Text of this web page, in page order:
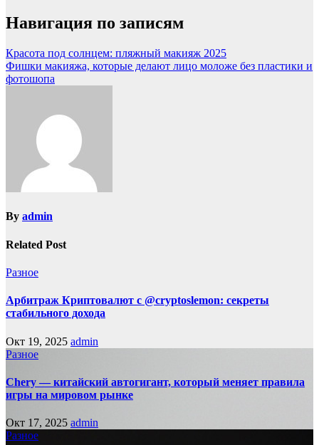
Навигация по записям
Красота под солнцем: пляжный макияж 2025
Фишки макияжа, которые делают лицо моложе без пластики и
фотошопа
By admin
Related Post
Разное
Арбитраж Криптовалют с @cryptoslemon: секреты
стабильного дохода
Окт 19, 2025 admin
Разное
Chery — китайский автогигант, который меняет правила
игры на мировом рынке
Окт 17, 2025 admin
Разное